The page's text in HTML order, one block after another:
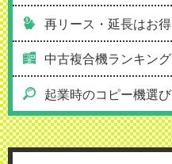
再リース・延長はお得
中古複合機ランキング
起業時のコピー機選び